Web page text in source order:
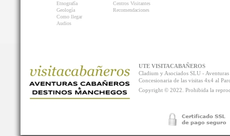
Etnografía
Geología
Como llegar
Audios
Centros Visitantes
Recomendaciones
UTE VISITACABAÑEROS
Cladium y Asociados SLU -
Concesionaria de las visitas 4x4 al
Copyright © 2022. Prohibida la